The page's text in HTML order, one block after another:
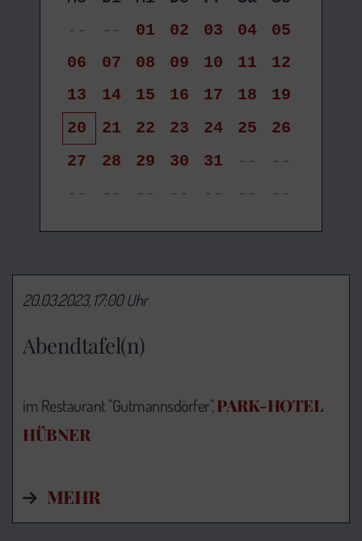
--
-- 01 02 03 04
05
06
07 08 09 10 11
12
13
14 15 16 17 18
19
20
21 22 23 24 25
26
27
28 29 30 31 --
--
--
-- -- -- -- -- --
Abendtafel(n)
20.03.2023, 17:00 Uhr
im Restaurant "Gutmannsdörfer",PARK-HOTEL
HÜBNER
MEHR